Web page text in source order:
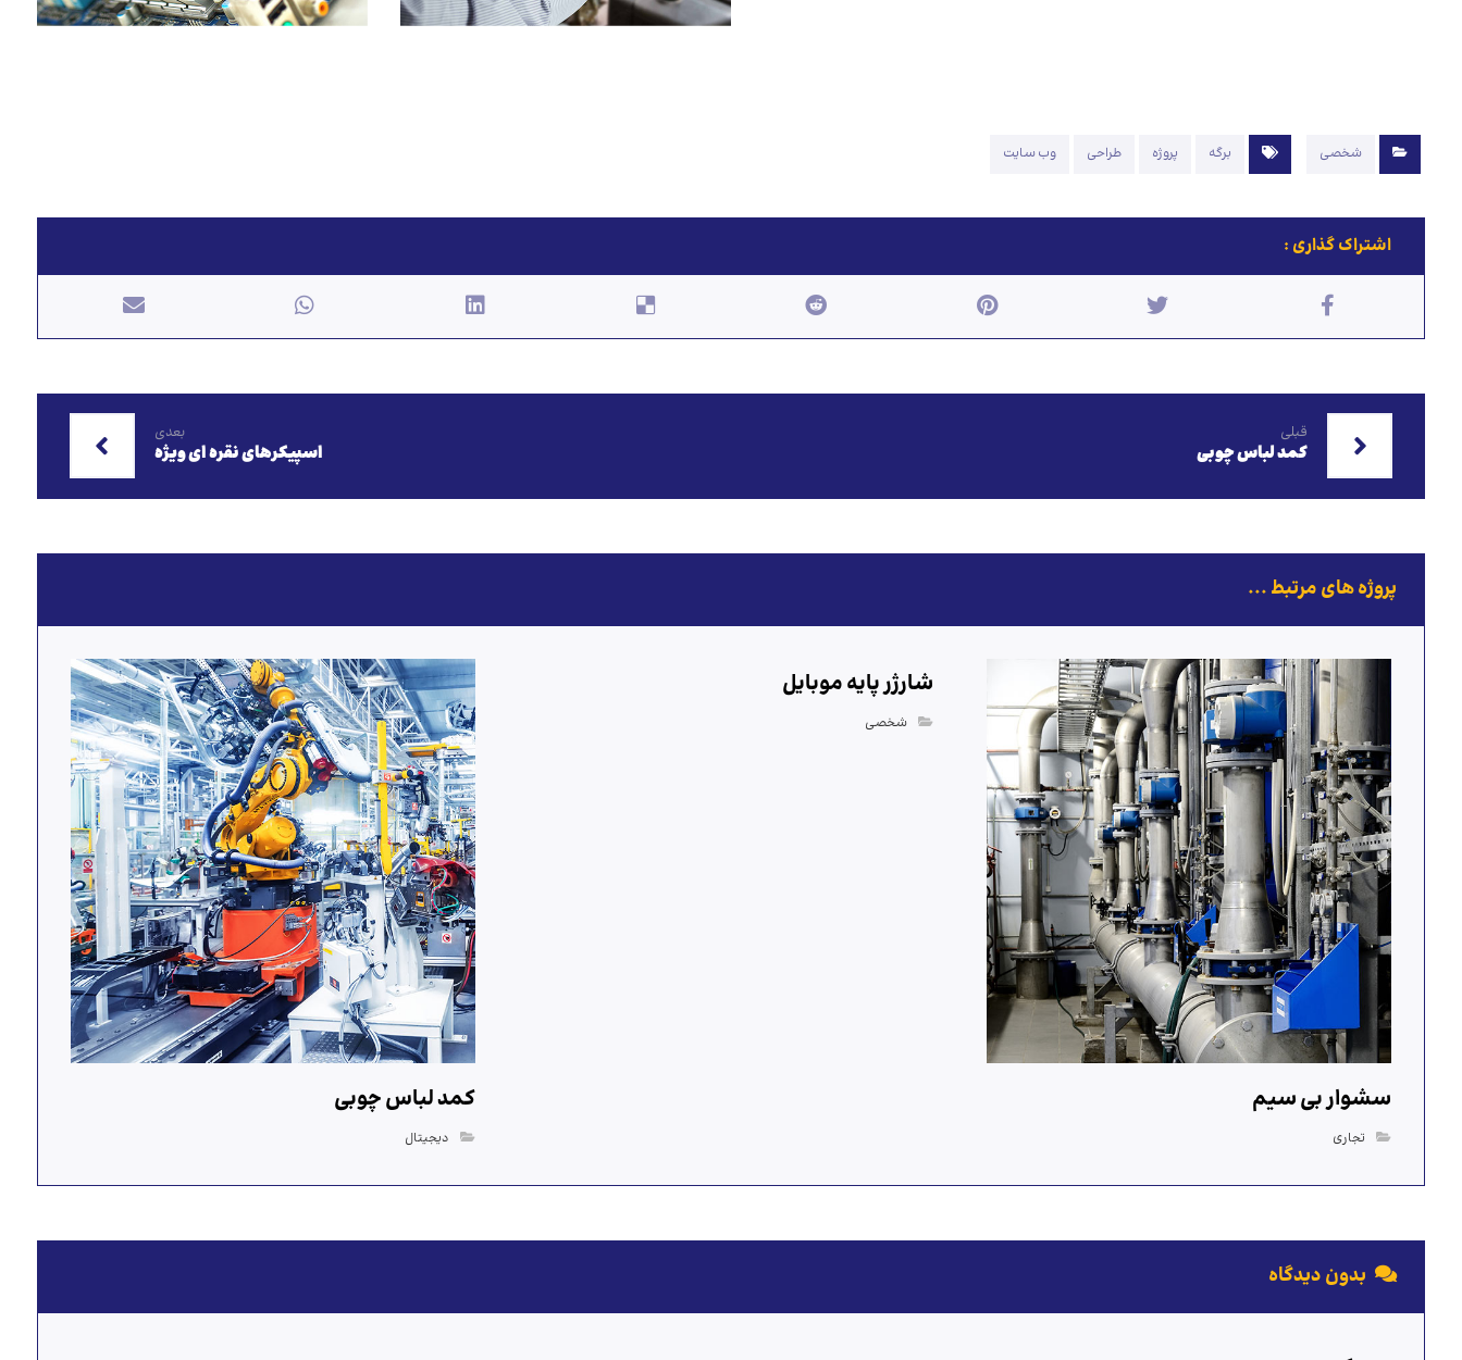
شخصی برگه پروژه طراحی وب سایت
قبلی
کمد لباس چوبی
بعدی
اسپیکرهای نقره ای ویژه
پروژه های مرتبط ...
سشوار بی سیم
تجاری
شارژر پایه موبایل
شخصی
کمد لباس چوبی
دیجیتال
بدون دیدگاه